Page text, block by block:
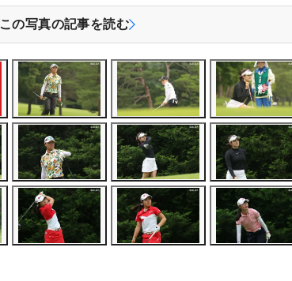
この写真の記事を読む